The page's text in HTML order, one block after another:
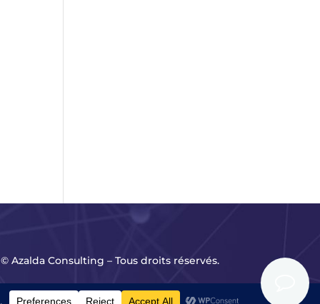
© Azalda Consulting – Tous droits réservés.